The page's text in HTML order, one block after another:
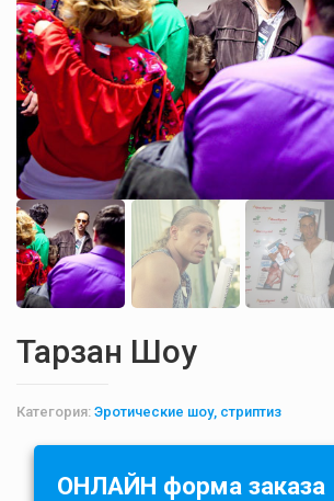
Тарзан Шоу
Категория: Эротические шоу, стриптиз
ОНЛАЙН форма заказа